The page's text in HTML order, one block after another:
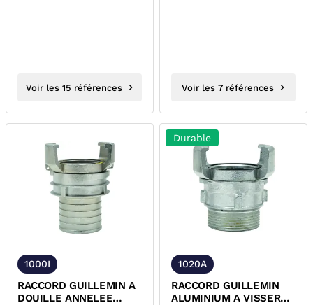
Voir les 15 références Voir les 7 références
1000I
RACCORD GUILLEMIN A
DOUILLE ANNELEE
Durable
1020A
RACCORD GUILLEMIN
ALUMINIUM A VISSER